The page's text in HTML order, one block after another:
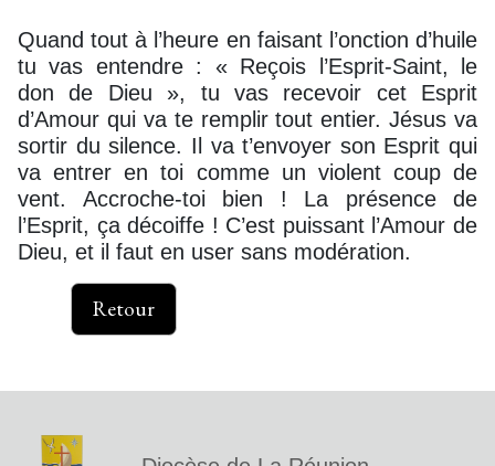
Quand tout à l’heure en faisant l’onction d’huile
tu vas entendre : « Reçois l’Esprit-Saint, le
don de Dieu », tu vas recevoir cet Esprit
d’Amour qui va te remplir tout entier. Jésus va
sortir du silence. Il va t’envoyer son Esprit qui
va entrer en toi comme un violent coup de
vent. Accroche-toi bien ! La présence de
l’Esprit, ça décoiffe ! C’est puissant l’Amour de
Dieu, et il faut en user sans modération.
Retour